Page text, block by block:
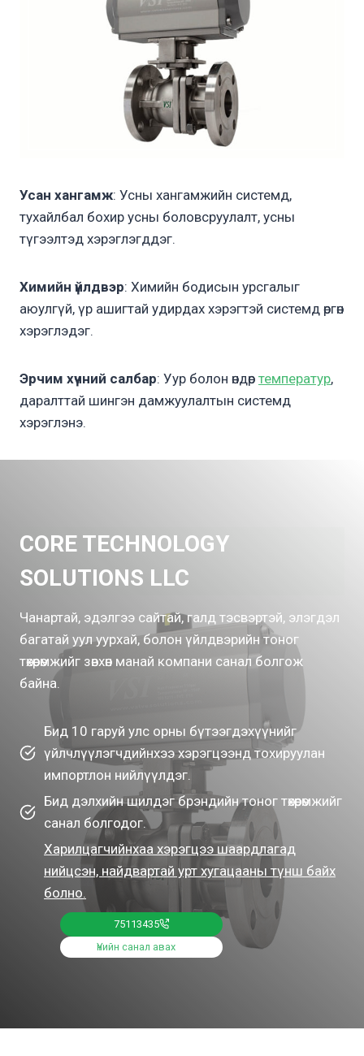
Усан хангамж: Усны хангамжийн системд,
тухайлбал бохир усны боловсруулалт, усны
түгээлтэд хэрэглэгддэг.
Химийн үйлдвэр: Химийн бодисын урсгалыг
аюулгүй, үр ашигтай удирдах хэрэгтэй системд өргөн
хэрэглэдэг.
Эрчим хүчний салбар: Уур болон өндөр температур,
даралттай шингэн дамжуулалтын системд
хэрэглэнэ.
CORE TECHNOLOGY
SOLUTIONS LLC
Чанартай, эдэлгээ сайтай, галд тэсвэртэй, элэгдэл
багатай уул уурхай, болон үйлдвэрийн тоног
төхөөрөмжийг зөвхөн манай компани санал болгож
байна.
Бид 10 гаруй улс орны бүтээгдэхүүнийг
үйлчлүүлэгчдийнхээ хэрэгцээнд тохируулан
импортлон нийлүүлдэг.
Бид дэлхийн шилдэг брэндийн тоног төхөөрөмжийг
санал болгодог.
Харилцагчийнхаа хэрэгцээ шаардлагад
нийцсэн, найдвартай урт хугацааны түнш байх
болно.
75113435
Үнийн санал авах